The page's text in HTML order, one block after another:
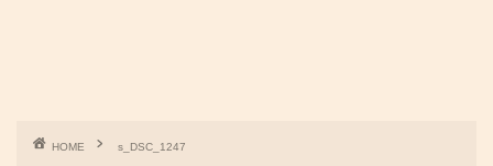
HOME s_DSC_1247